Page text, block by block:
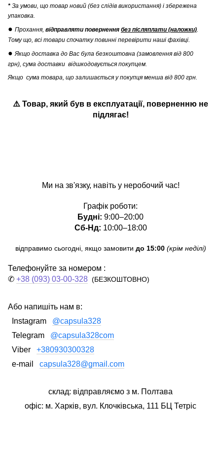
* За умови, що товар новий (без слідів використання) і збережена
упаковка.
● Прохання, відправляти повернення без післяплати (наложки)
Тому що, всі товари спочатку повинні перевірити наші фахівці.
● Якщо доставка до Вас була безкоштовна (замовлення від 800
грн), сума доставки відшкодовується покупцем.
Якщо сума товара, що залишається у покупця менша від 800 грн.
⚠️ Товар, який був в експлуатації, поверненню не
підлягає!
Ми на зв'язку, навіть у неробочий час!
Графік роботи:
Будні: 9:00–20:00
Сб-Нд: 10:00–18:00
відправимо сьогодні, якщо замовити до 15:00 (крім неділі)
Телефонуйте за номером :
✆ +38 (093) 03-00-328 (БЕЗКОШТОВНО)
Або напишіть нам в:
Instagram @capsula328
Telegram @capsula328com
Viber +380930300328
e-mail capsula328@gmail.com
склад: відправляємо з м. Полтава
офіс: м. Харків, вул. Клочківська, 111 БЦ Тетріс